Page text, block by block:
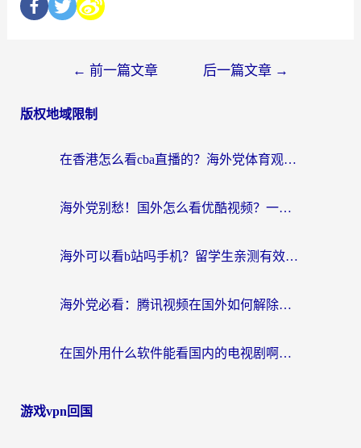
← 前一篇文章 后一篇文章 →
版权地域限制
在香港怎么看cba直播的？海外党体育观赛终极指南：告别版权限制，畅享中文解说
海外党别愁！国外怎么看优酷视频？一招解决追剧、看直播难题
海外可以看b站吗手机？留学生亲测有效的回国加速指南
海外党必看：腾讯视频在国外如何解除地域限制？附优酷咪咕使用指南
在国外用什么软件能看国内的电视剧啊？留学生亲测有效的回国加速方案
游戏vpn回国